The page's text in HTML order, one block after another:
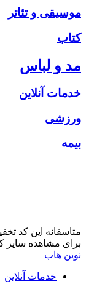
موسیقی و تئاتر
کتاب
مد و لباس
خدمات آنلاین
ورزشی
بیمه
متاسفانه این کد
برای مشاهده سایر
نوین هاب
خدمات آنلاین